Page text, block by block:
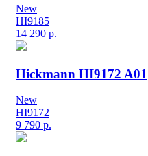
New
HI9185
14 290 р.
Hickmann HI9172 A01
New
HI9172
9 790 р.